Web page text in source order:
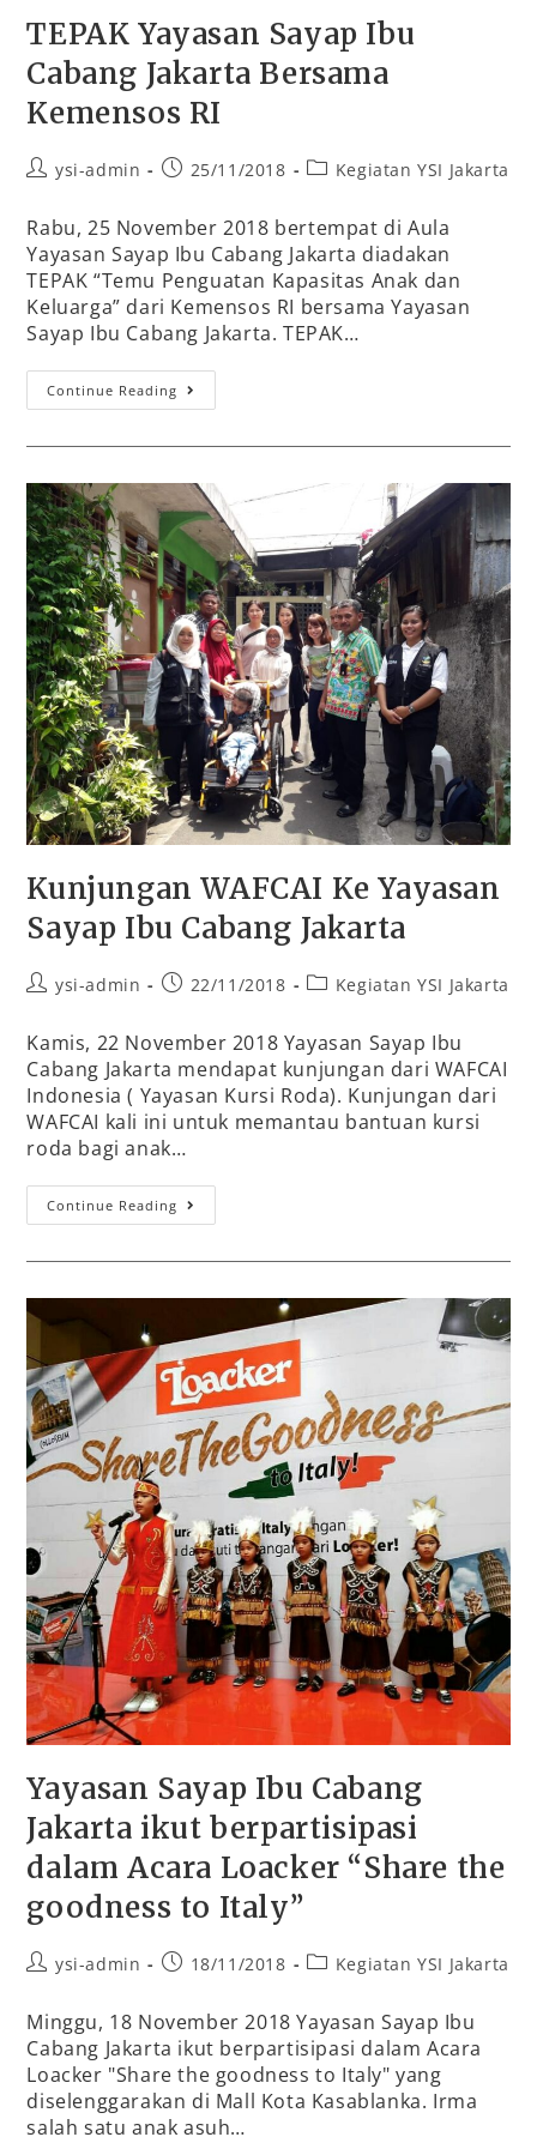
TEPAK Yayasan Sayap Ibu
Cabang Jakarta Bersama
Kemensos RI
ysi-admin 25/11/2018 Kegiatan YSI Jakarta
Rabu, 25 November 2018 bertempat di Aula
Yayasan Sayap Ibu Cabang Jakarta diadakan
TEPAK “Temu Penguatan Kapasitas Anak dan
Keluarga” dari Kemensos RI bersama Yayasan
Sayap Ibu Cabang Jakarta. TEPAK…
Continue Reading
Kunjungan WAFCAI Ke Yayasan
Sayap Ibu Cabang Jakarta
ysi-admin 22/11/2018 Kegiatan YSI Jakarta
Kamis, 22 November 2018 Yayasan Sayap Ibu
Cabang Jakarta mendapat kunjungan dari WAFCAI
Indonesia ( Yayasan Kursi Roda). Kunjungan dari
WAFCAI kali ini untuk memantau bantuan kursi
roda bagi anak…
Continue Reading
Yayasan Sayap Ibu Cabang
Jakarta ikut berpartisipasi
dalam Acara Loacker “Share the
goodness to Italy”
ysi-admin 18/11/2018 Kegiatan YSI Jakarta
Minggu, 18 November 2018 Yayasan Sayap Ibu
Cabang Jakarta ikut berpartisipasi dalam Acara
Loacker "Share the goodness to Italy" yang
diselenggarakan di Mall Kota Kasablanka. Irma
salah satu anak asuh…